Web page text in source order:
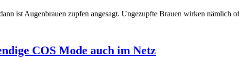
ist Augenbrauen zupfen angesagt. Ungezupfte Brauen wirken nämlich
COS Mode auch im Netz